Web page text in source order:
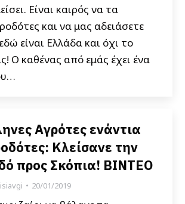
Είναι καιρός να τα
και να μας αδειάσετε
είναι Ελλάδα και όχι το
Ο καθένας από εμάς έχει ένα
Αγρότες ενάντια
Κλείσανε την
προς Σκόπια! ΒΙΝΤΕΟ
20/01/2019